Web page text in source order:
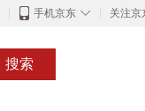
◇
手机京东 关注京
搜索